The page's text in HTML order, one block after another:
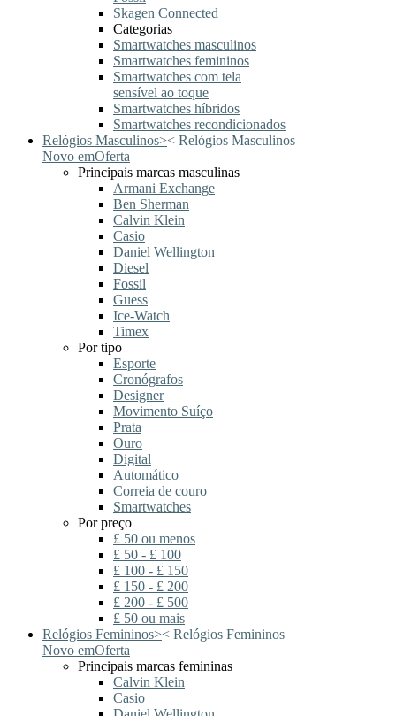
Skagen Connected
Categorias
Smartwatches masculinos
Smartwatches femininos
Smartwatches com tela
sensível ao toque
Smartwatches híbridos
Smartwatches recondicionados
Relógios Masculinos>< Relógios Masculinos
Novo emOferta
Principais marcas masculinas
Armani Exchange
Ben Sherman
Calvin Klein
Casio
Daniel Wellington
Diesel
Fossil
Guess
Ice-Watch
Timex
Por tipo
Esporte
Cronógrafos
Designer
Movimento Suíço
Prata
Ouro
Digital
Automático
Correia de couro
Smartwatches
Por preço
£ 50 ou menos
£ 50 - £ 100
£ 100 - £ 150
£ 150 - £ 200
£ 200 - £ 500
£ 50 ou mais
Relógios Femininos>< Relógios Femininos
Novo emOferta
Principais marcas femininas
Calvin Klein
Casio